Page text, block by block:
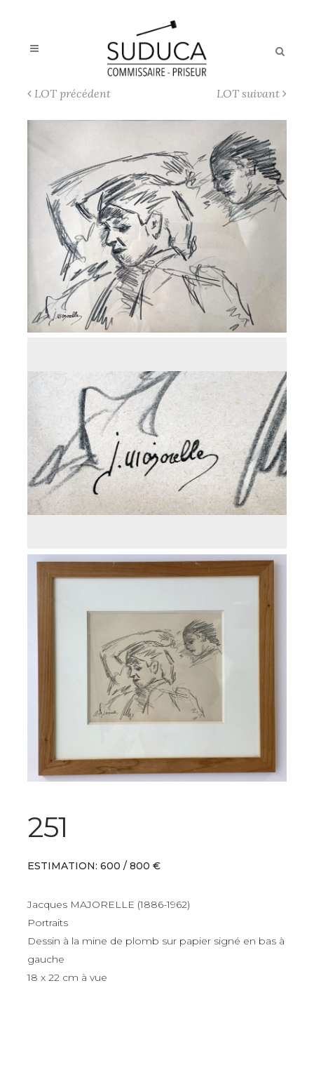
LOT précédent LOT suivant
251
ESTIMATION: 600 / 800 €
Jacques MAJORELLE (1886-1962)
Portraits
Dessin à la mine de plomb sur papier signé en bas à
gauche
18 x 22 cm à vue